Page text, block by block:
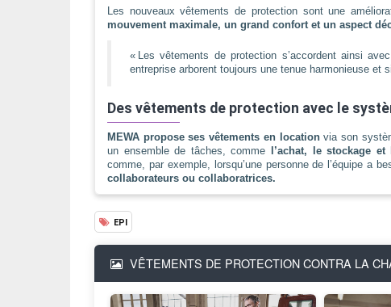
Les nouveaux vêtements de protection sont une
mouvement maximale, un grand confort et un aspect
« Les vêtements de protection s’accordent ainsi
entreprise arborent toujours une tenue harmonieuse et
Des vêtements de protection avec le
MEWA propose ses vêtements en locationvia son
un ensemble de tâches, comme
l’achat, le stockage
comme, par exemple, lorsqu’une personne de l’équipe a
collaborateurs ou collaboratrices.
EPI
VÊTEMENTS DE PROTECTION CONTRA LA